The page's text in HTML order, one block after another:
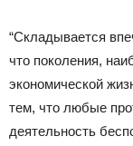
“Складывается
что поколения,
экономической
тем, что любые
деятельность